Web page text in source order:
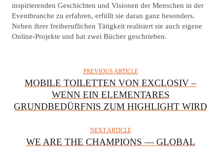
inspirierenden Geschichten und Visionen der Menschen in der
Eventbranche zu erfahren, erfüllt sie daran ganz besonders.
Neben ihrer freiberuflichen Tätigkeit realisiert sie auch eigene
Online-Projekte und hat zwei Bücher geschrieben.
PREVIOUS ARTICLE
MOBILE TOILETTEN VON EXCLOSIV –
WENN EIN ELEMENTARES
GRUNDBEDÜRFNIS ZUM HIGHLIGHT WIRD
NEXT ARTICLE
WE ARE THE CHAMPIONS — GLOBAL